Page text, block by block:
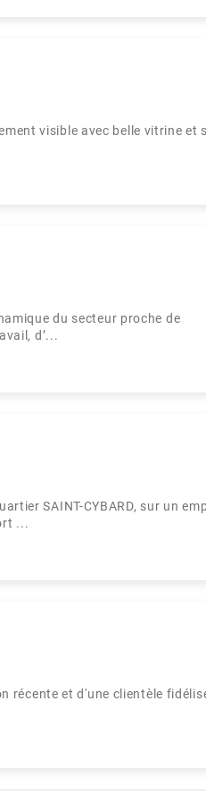
visible avec belle vitrine et
du secteur proche de
d’...
SAINT-CYBARD, sur un
...
récente et d'une clientèle